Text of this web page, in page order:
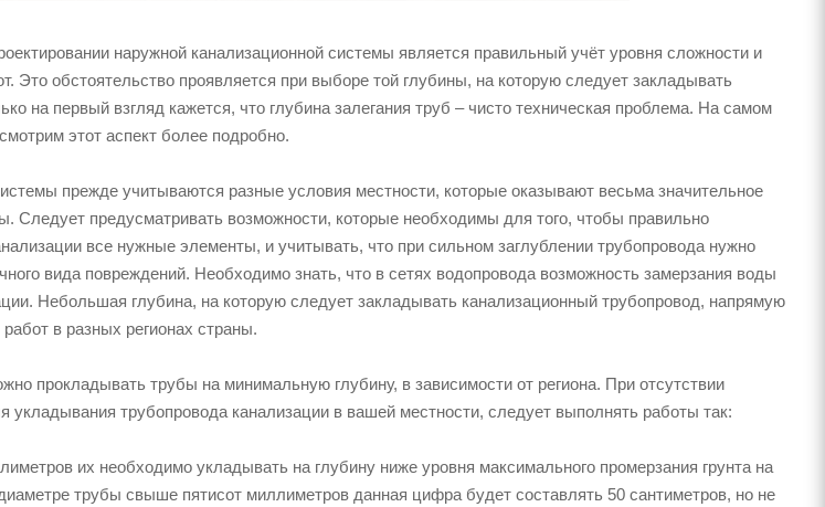
наружной канализационной системы является правильный учёт уровня сложности и
Это обстоятельство проявляется при выборе той глубины, на которую следует закладывать
на первый взгляд кажется, что глубина залегания труб – чисто техническая проблема. На самом
этот аспект более подробно.
прежде учитываются разные условия местности, которые оказывают весьма значительное
Следует предусматривать возможности, которые необходимы для того, чтобы правильно
все нужные элементы, и учитывать, что при сильном заглублении трубопровода нужно
вида повреждений. Необходимо знать, что в сетях водопровода возможность замерзания воды
Небольшая глубина, на которую следует закладывать канализационный трубопровод, напрямую
в разных регионах страны.
прокладывать трубы на минимальную глубину, в зависимости от региона. При отсутствии
укладывания трубопровода канализации в вашей местности, следует выполнять работы так:
их необходимо укладывать на глубину ниже уровня максимального промерзания грунта на
трубы свыше пятисот миллиметров данная цифра будет составлять 50 сантиметров, но не